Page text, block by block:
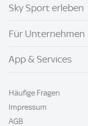
Sky Sport erleben
Für Unternehmen
App & Services
Häufige Fragen
Impressum
AGB